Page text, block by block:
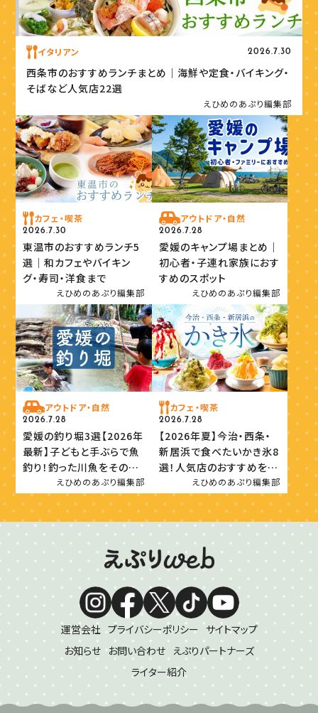
イタリアン 2026.7.30
西条市のおすすめランチまとめ｜海鮮や定食・バイキング・
そばなど人気店22選
えひめのあぷり編集部
カフェ・喫茶
2026.7.30
東温市のおすすめランチ5
選｜和カフェやバイキン
グ・寿司・洋食まで
えひめのあぷり編集部
アウトドア・自然
2026.7.28
愛媛のキャンプ場まとめ｜
初心者・子連れ家族におす
すめのスポット
えひめのあぷり編集部
アウトドア・自然
2026.7.28
愛媛の釣り堀3選【2026年
最新】子どもと手ぶらで魚
釣り！釣った川魚をその場
で味わおうえひめのあぷり編集部
カフェ・喫茶
2026.7.28
【2026年夏】今治・西条・
新居浜で食べたいかき氷8
選！人気店のおすすめを紹
えひめのあぷり編集部
運営会社 プライバシーポリシー サイトマップ
お知らせ お問い合わせ えぷりパートナーズ
ライター紹介